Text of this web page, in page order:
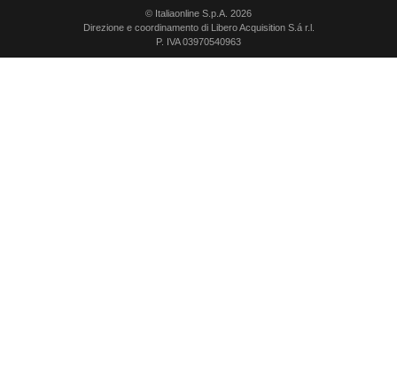
© Italiaonline S.p.A. 2026
Direzione e coordinamento di Libero Acquisition S.á r.l.
P. IVA 03970540963